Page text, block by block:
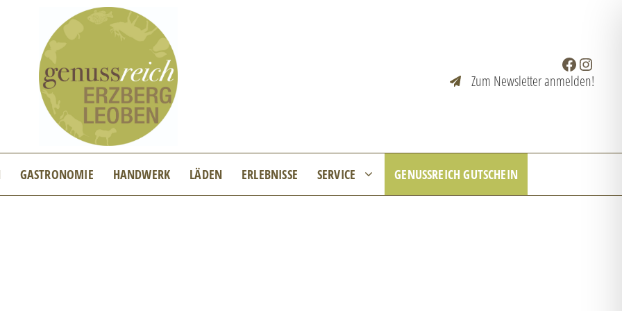
Facebook
Zum Newsletter anmelden!
GASTRONOMIE HANDWERK LÄDEN ERLEBNISSE SERVICE GENUSSREICH GUTSCHEIN